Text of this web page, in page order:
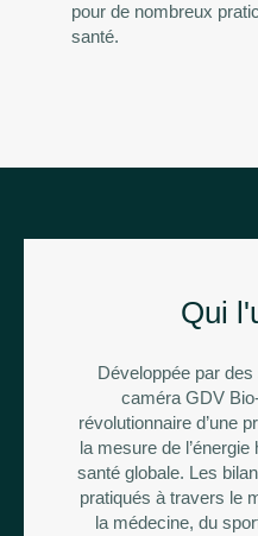
pour de nombreux
santé.
Qui
Développée par
caméra GDV
révolutionnaire d’une
la mesure de
santé globale. Les
pratiqués à travers le
la médecine, du